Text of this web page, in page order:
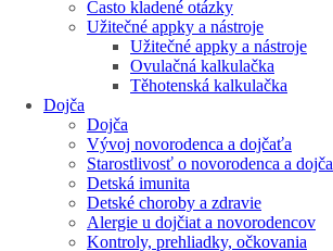
Často kladené otázky
Užitečné appky a nástroje
Užitečné appky a nástroje
Ovulačná kalkulačka
Těhotenská kalkulačka
Dojča
Dojča
Vývoj novorodenca a dojčaťa
Starostlivosť o novorodenca a dojča
Detská imunita
Detské choroby a zdravie
Alergie u dojčiat a novorodencov
Kontroly, prehliadky, očkovania